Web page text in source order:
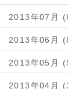
2013年07月
2013年06月
2013年05月
2013年04月